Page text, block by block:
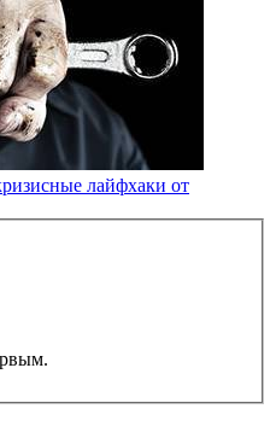
лайфхаки от